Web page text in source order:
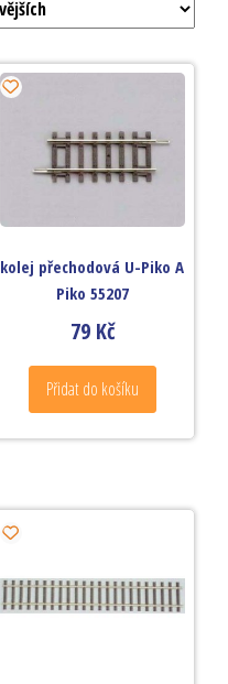
kolej přechodová U-Piko A
Piko 55207
79 Kč
Přidat do košíku